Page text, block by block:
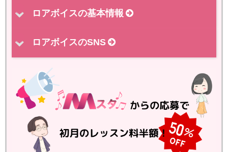
ロアボイスの基本情報
ロアボイスのSNS